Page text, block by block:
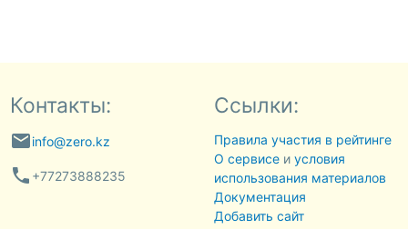
Контакты:
emailinfo@zero.kz
phone +77273888235
Ссылки:
Правила участия в рейтинге
О сервисеи условия
использования материалов
Документация
Добавить сайт